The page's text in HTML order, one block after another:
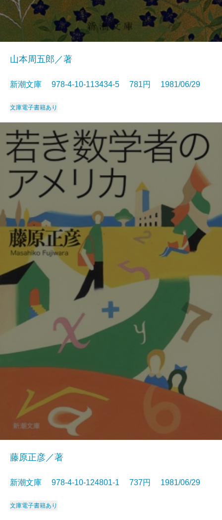
山本周五郎／著
新潮文庫 978-4-10-113434-5 781円 1981/06/29
文庫電子書籍あり
藤原正彦／著
新潮文庫 978-4-10-124801-1 737円 1981/06/29
文庫電子書籍あり